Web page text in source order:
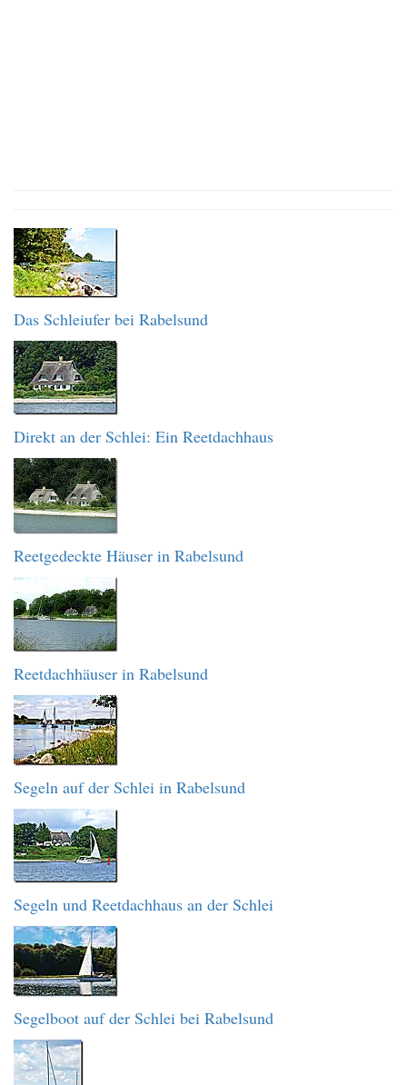
Das Schleiufer bei Rabelsund
Direkt an der Schlei: Ein Reetdachhaus
Reetgedeckte Häuser in Rabelsund
Reetdachhäuser in Rabelsund
Segeln auf der Schlei in Rabelsund
Segeln und Reetdachhaus an der Schlei
Segelboot auf der Schlei bei Rabelsund